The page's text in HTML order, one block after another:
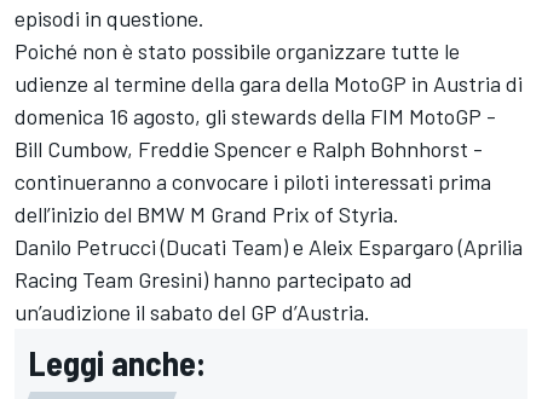
episodi in questione.
Poiché non è stato possibile organizzare tutte le
udienze al termine della gara della MotoGP in Austria di
domenica 16 agosto, gli stewards della FIM MotoGP -
Bill Cumbow, Freddie Spencer e Ralph Bohnhorst -
continueranno a convocare i piloti interessati prima
dell’inizio del BMW M Grand Prix of Styria.
Danilo Petrucci (Ducati Team) e Aleix Espargaro (Aprilia
Racing Team Gresini) hanno partecipato ad
un’audizione il sabato del GP d’Austria.
Leggi anche: